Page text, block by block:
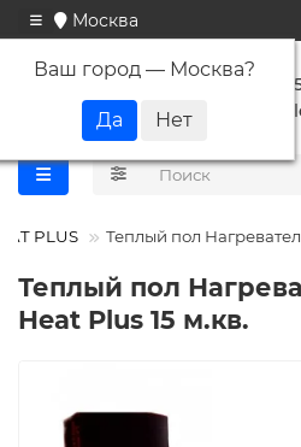
Москва
Ваш город — Москва?
+7
PLUS Теплый пол
Теплый пол
Heat Plus 15 м.кв.